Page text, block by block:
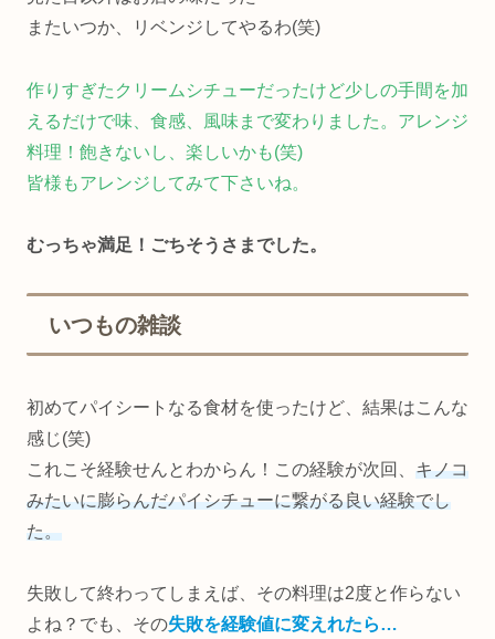
またいつか、リベンジしてやるわ(笑)
作りすぎたクリームシチューだったけど少しの手間を加
えるだけで味、食感、風味まで変わりました。アレンジ
料理！飽きないし、楽しいかも(笑)
皆様もアレンジしてみて下さいね。
むっちゃ満足！ごちそうさまでした。
いつもの雑談
初めてパイシートなる食材を使ったけど、結果はこんな
感じ(笑)
これこそ経験せんとわからん！この経験が次回、 キノコ
みたいに膨らんだパイシチューに繋がる良い経験でし
た。
失敗して終わってしまえば、その料理は2度と作らない
よね？でも、その失敗を経験値に変えれたら…